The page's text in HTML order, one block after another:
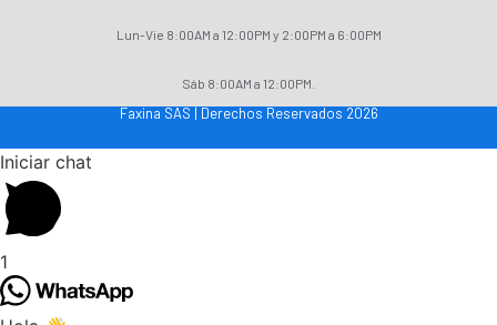
Lun-Vie 8:00AM a 12:00PM y 2:00PM a 6:00PM
Sáb 8:00AM a 12:00PM.
Faxina SAS | Derechos Reservados 2026
Iniciar chat
1